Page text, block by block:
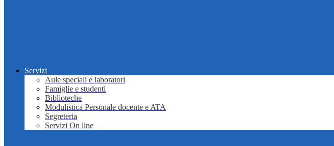
Servizi
Aule speciali e laboratori
Famiglie e studenti
Biblioteche
Modulistica Personale docente e ATA
Segreteria
Servizi On line